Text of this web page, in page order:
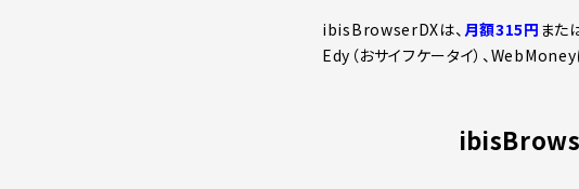
ibisBrowserDXは、月額315円 また
Edy（おサイフケータイ）、WebMoney